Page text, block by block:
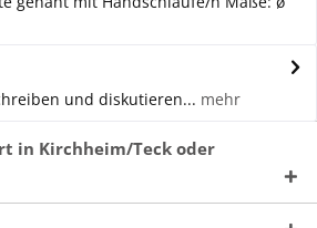
und diskutieren... mehr
in Kirchheim/Teck oder